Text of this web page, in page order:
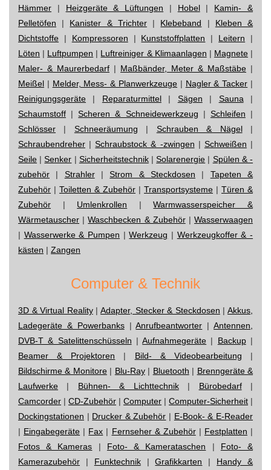
Hämmer | Heizgeräte & Lüftungen | Hobel| Kamin- &
Pelletöfen | Kanister & Trichter| Klebeband | Kleben &
Dichtstoffe | Kompressoren | Kunststoffplatten | Leitern |
Löten | Luftpumpen | Luftreiniger & Klimaanlagen | Magnete|
Maler- & Maurerbedarf | Maßbänder, Meter & Maßstäbe |
Meißel | Melder, Mess- & Planwerkzeuge | Nagler & Tacker |
Reinigungsgeräte | Reparaturmittel| Sägen | Sauna |
Schaumstoff |Scheren & Schneidewerkzeug | Schleifen |
Schlösser | Schneeräumung | Schrauben & Nägel|
Schraubendreher |Schraubstock & -zwingen | Schweißen |
Seile |Senker | Sicherheitstechnik|Solarenergie | Spülen & -
zubehör | Strahler|Strom & Steckdosen | Tapeten &
Zubehör | Toiletten & Zubehör | Transportsysteme | Türen &
Zubehör | Umlenkrollen |Warmwasserspeicher &
Wärmetauscher |Waschbecken & Zubehör|Wasserwaagen
| Wasserwerke & Pumpen |Werkzeug | Werkzeugkoffer & -
kästen | Zangen
Computer & Technik
3D & Virtual Reality|Adapter, Stecker & Steckdosen |Akkus,
Ladegeräte & Powerbanks|Anrufbeantworter |Antennen,
DVB-T & Satelittenschüsseln |Aufnahmegeräte | Backup|
Beamer & Projektoren | Bild- & Videobearbeitung |
Bildschirme & Monitore| Blu-Ray| Bluetooth | Brenngeräte &
Laufwerke | Bühnen- & Lichttechnik| Bürobedarf|
Camcorder | CD-Zubehör | Computer | Computer-Sicherheit |
Dockingstationen | Drucker & Zubehör | E-Book- & E-Reader
| Eingabegeräte | Fax | Fernseher & Zubehör| Festplatten |
Fotos & Kameras | Foto- & Kamerataschen | Foto- &
Kamerazubehör | Funktechnik|Grafikkarten | Handy &